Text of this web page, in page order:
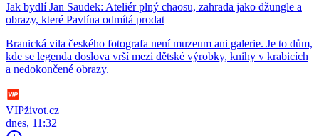
Jak bydlí Jan Saudek: Ateliér plný chaosu, zahrada jako džungle a
obrazy, které Pavlína odmítá prodat
Branická vila českého fotografa není muzeum ani galerie. Je to dům,
kde se legenda doslova vrší mezi dětské výrobky, knihy v krabicích
a nedokončené obrazy.
VIPživot.cz
dnes, 11:32